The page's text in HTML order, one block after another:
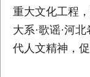
重大文化工程
大系·歌谣·河
代人文精神，